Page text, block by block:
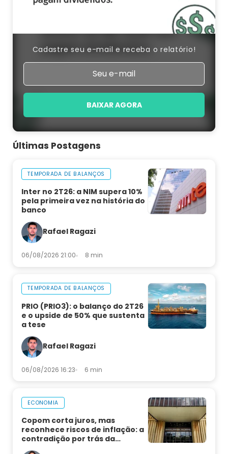
Cadastre seu e-mail e receba o relatório!
BAIXAR AGORA
Últimas Postagens
TEMPORADA DE BALANÇOS
Inter no 2T26: a NIM supera 10%
pela primeira vez na história do
banco
Rafael Ragazi
06/08/2026 21:00 8 min
TEMPORADA DE BALANÇOS
PRIO (PRIO3): o balanço do 2T26
e o upside de 50% que sustenta
a tese
Rafael Ragazi
06/08/2026 16:23 6 min
ECONOMIA
Copom corta juros, mas
reconhece riscos de inflação: a
contradição por trás da
decisão